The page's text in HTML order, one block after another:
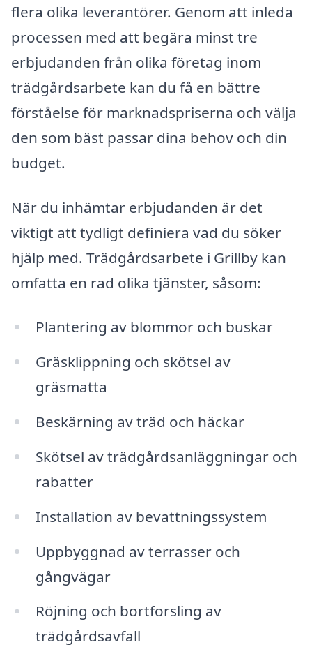
flera olika leverantörer. Genom att inleda
processen med att begära minst tre
erbjudanden från olika företag inom
trädgårdsarbete kan du få en bättre
förståelse för marknadspriserna och välja
den som bäst passar dina behov och din
budget.
När du inhämtar erbjudanden är det
viktigt att tydligt definiera vad du söker
hjälp med. Trädgårdsarbete i Grillby kan
omfatta en rad olika tjänster, såsom:
Plantering av blommor och buskar
Gräsklippning och skötsel av
gräsmatta
Beskärning av träd och häckar
Skötsel av trädgårdsanläggningar och
rabatter
Installation av bevattningssystem
Uppbyggnad av terrasser och
gångvägar
Röjning och bortforsling av
trädgårdsavfall